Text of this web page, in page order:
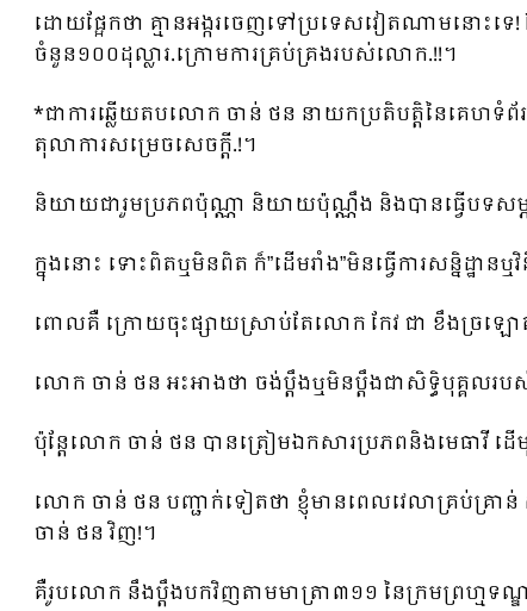
ដោយផ្អែកថា គ្មានអង្ករចេញទៅប្រទេសវៀតណាមនោះទេ!
ចំនួន១០០ដុល្លារ.ក្រោមការគ្រប់គ្រងរបស់លោក.!!។
*ជាការឆ្លើយតបលោក ចាន់ ថន នាយកប្រតិបត្តិនៃគេហទំព័រ”
តុលាការសម្រេចសេចក្ដី.!។
និយាយជារួមប្រភពប៉ុណ្ណា និយាយប៉ុណ្ណឹង និងបានធ្វើបទសម្ភ
ក្នុងនោះ ទោះពិតឬមិនពិត ក៏”ដើមរាំង”មិនធ្វើការសន្និដ្ឋាន
ពោលគឺ ក្រោយចុះផ្សាយស្រាប់តែលោក កែវ ជា ខឹងច្រឡ
លោក ចាន់ ថន អះអាងថា ចង់ប្ដឹងឬមិនប្ដឹងជាសិទ្ធិបុគ្គល
ប៉ុន្តែលោក ចាន់ ថន បានត្រៀមឯកសារប្រភពនិងមេធាវី ដ
លោក ចាន់ ថន បញ្ជាក់ទៀតថា ខ្ញុំមានពេលវេលាគ្រប់គ្រ
ចាន់ ថន វិញ!។
គឺរូបលោក នឹងប្ដឹងបកវិញតាមមាត្រា៣១១ នៃក្រមព្រហ្ម